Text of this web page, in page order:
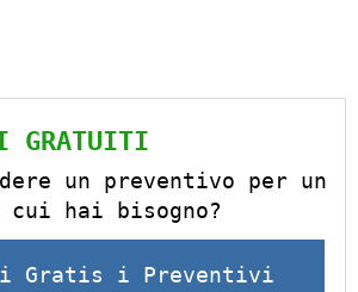
GRATUITI
un preventivo per un
hai bisogno?
Gratis i Preventivi